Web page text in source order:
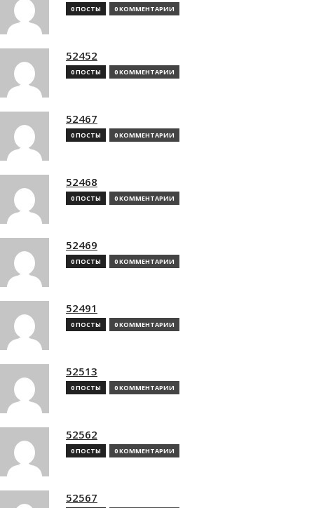
0 ПОСТЫ 0 КОММЕНТАРИИ
52452
0 ПОСТЫ 0 КОММЕНТАРИИ
52467
0 ПОСТЫ 0 КОММЕНТАРИИ
52468
0 ПОСТЫ 0 КОММЕНТАРИИ
52469
0 ПОСТЫ 0 КОММЕНТАРИИ
52491
0 ПОСТЫ 0 КОММЕНТАРИИ
52513
0 ПОСТЫ 0 КОММЕНТАРИИ
52562
0 ПОСТЫ 0 КОММЕНТАРИИ
52567